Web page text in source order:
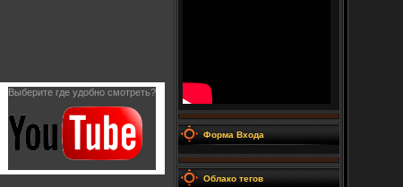
Выберите где удобно смотреть?
Форма Входа
Облако тегов